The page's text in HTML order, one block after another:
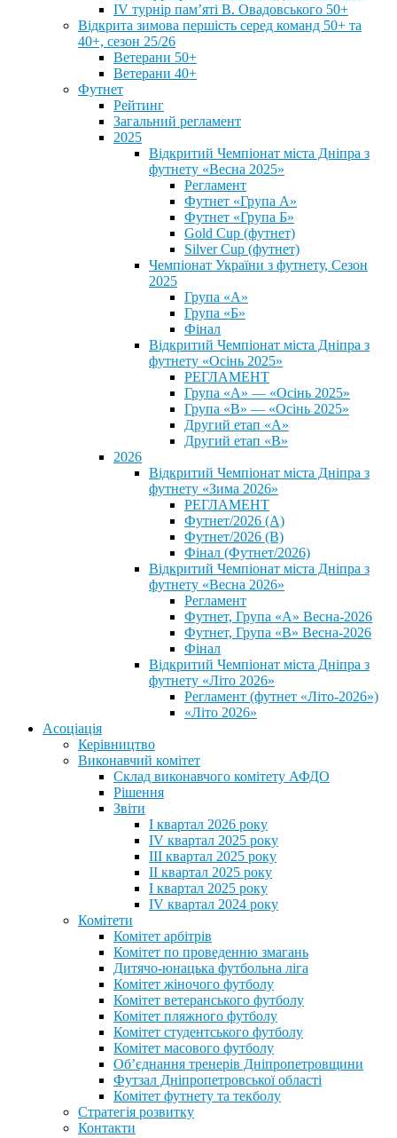
IV турнір пам’яті В. Овадовського 50+
Відкрита зимова першість серед команд 50+ та
40+, сезон 25/26
Ветерани 50+
Ветерани 40+
Футнет
Рейтинг
Загальний регламент
2025
Відкритий Чемпіонат міста Дніпра з
футнету «Весна 2025»
Регламент
Футнет «Група А»
Футнет «Група Б»
Gold Cup (футнет)
Silver Cup (футнет)
Чемпіонат України з футнету, Сезон
2025
Група «А»
Група «Б»
Фінал
Відкритий Чемпіонат міста Дніпра з
футнету «Осінь 2025»
РЕГЛАМЕНТ
Група «А» — «Осінь 2025»
Група «В» — «Осінь 2025»
Другий етап «А»
Другий етап «В»
2026
Відкритий Чемпіонат міста Дніпра з
футнету «Зима 2026»
РЕГЛАМЕНТ
Футнет/2026 (А)
Футнет/2026 (В)
Фінал (Футнет/2026)
Відкритий Чемпіонат міста Дніпра з
футнету «Весна 2026»
Регламент
Футнет, Група «А» Весна-2026
Футнет, Група «В» Весна-2026
Фінал
Відкритий Чемпіонат міста Дніпра з
футнету «Літо 2026»
Регламент (футнет «Літо-2026»)
«Літо 2026»
Асоціація
Керівництво
Виконавчий комітет
Склад виконавчого комітету АФДО
Рішення
Звіти
I квартал 2026 року
IV квартал 2025 року
III квартал 2025 року
II квартал 2025 року
I квартал 2025 року
IV квартал 2024 року
Комітети
Комітет арбітрів
Комітет по проведенню змагань
Дитячо-юнацька футбольна ліга
Комітет жіночого футболу
Комітет ветеранського футболу
Комітет пляжного футболу
Комітет студентського футболу
Комітет масового футболу
Обʼєднання тренерів Дніпропетровщини
Футзал Дніпропетровської області
Комітет футнету та текболу
Стратегія розвитку
Контакти